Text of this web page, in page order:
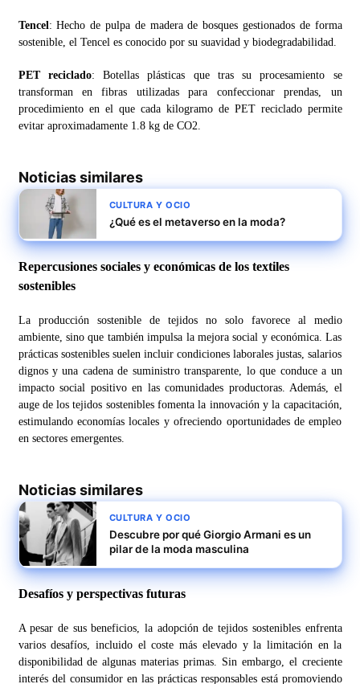
Tencel: Hecho de pulpa de madera de bosques gestionados de forma
sostenible, el Tencel es conocido por su suavidad y biodegradabilidad.
PET reciclado: Botellas plásticas que tras su procesamiento se
transforman en fibras utilizadas para confeccionar prendas, un
procedimiento en el que cada kilogramo de PET reciclado permite
evitar aproximadamente 1.8 kg de CO2.
Noticias similares
CULTURA Y OCIO
¿Qué es el metaverso en la moda?
Repercusiones sociales y económicas de los textiles
sostenibles
La producción sostenible de tejidos no solo favorece al medio
ambiente, sino que también impulsa la mejora social y económica. Las
prácticas sostenibles suelen incluir condiciones laborales justas, salarios
dignos y una cadena de suministro transparente, lo que conduce a un
impacto social positivo en las comunidades productoras. Además, el
auge de los tejidos sostenibles fomenta la innovación y la capacitación,
estimulando economías locales y ofreciendo oportunidades de empleo
en sectores emergentes.
Noticias similares
CULTURA Y OCIO
Descubre por qué Giorgio Armani es un
pilar de la moda masculina
Desafíos y perspectivas futuras
A pesar de sus beneficios, la adopción de tejidos sostenibles enfrenta
varios desafíos, incluido el coste más elevado y la limitación en la
disponibilidad de algunas materias primas. Sin embargo, el creciente
interés del consumidor en las prácticas responsables está promoviendo